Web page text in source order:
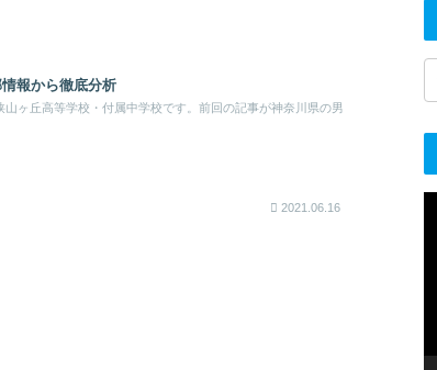
報から徹底分析
ヶ丘高等学校・付属中学校です。前回の記事が神奈川県の男
2021.06.16